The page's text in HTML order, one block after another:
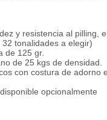
y resistencia al pilling,
tonalidades a elegir)
de 125 gr.
de 25 kgs de densidad.
con costura de adorno
opcionalmente